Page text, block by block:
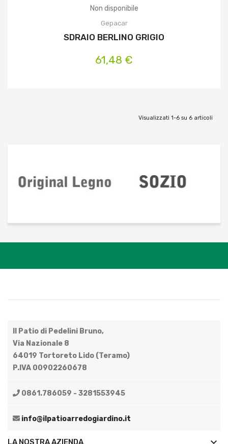
Non disponibile
Gepacar
SDRAIO BERLINO GRIGIO
61,48 €
Visualizzati 1-6 su 6 articoli
Il Patio di Pedelini Bruno,
Via Nazionale 8
64019 Tortoreto Lido (Teramo)
P.IVA 00902260678
0861.786059 - 3281553945
info@ilpatioarredogiardino.it
LA NOSTRA AZIENDA